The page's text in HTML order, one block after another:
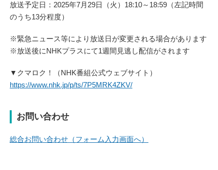
放送予定日：2025年7月29日（火）18:10～18:59（左記時間
のうち13分程度）
※緊急ニュース等により放送日が変更される場合があります
※放送後にNHKプラスにて1週間見逃し配信がされます
▼クマロク！（NHK番組公式ウェブサイト）
https://www.nhk.jp/p/ts/7P5MRK4ZKV/
お問い合わせ
総合お問い合わせ（フォーム入力画面へ）